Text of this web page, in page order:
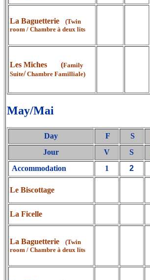
La Baguetterie
(Twin
room / Chambre à deux lits
Les Miches (Family
Suite/ Chambre Familliale)
May/Mai
Day F S
Jour
V S
Accommodation
1 2
Le Biscottage
La Ficelle
La Baguetterie
(Twin
room / Chambre à deux lits